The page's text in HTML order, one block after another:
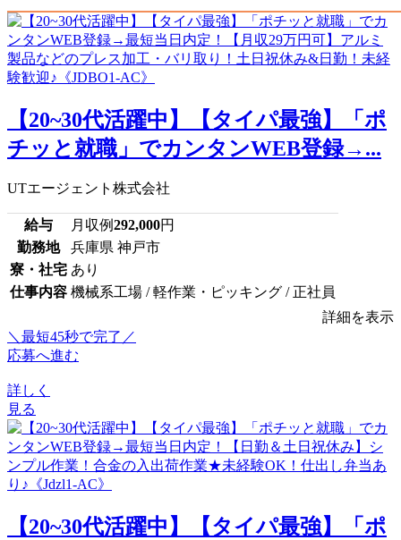
【20~30代活躍中】【タイパ最強】「ポ
チッと就職」でカンタンWEB登録→...
UTエージェント株式会社
給与 月収例292,000円
勤務地
兵庫県 神戸市
寮・社宅 あり
仕事内容 機械系工場 / 軽作業・ピッキング / 正社員
詳細を表示
＼最短45秒で完了／
応募へ進む
詳しく
見る
【20~30代活躍中】【タイパ最強】「ポ